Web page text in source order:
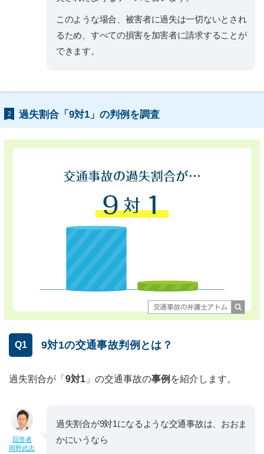
このような場合、被害者に過失は一切ないとされ
るため、すべての損害を加害者に請求することが
できます。
2 過失割合「9対1」の判例を調査
Q1 9対1の交通事故判例とは？
過失割合が「 9対1 」の交通事故の事例 を紹介します。
回答者
岡野武志
過失割合が9対1になるような交通事故は、おおま
かにいうなら